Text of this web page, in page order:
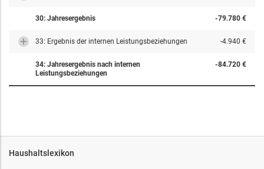
30: Jahresergebnis -79.780 €
33: Ergebnis der internen Leistungsbeziehungen -4.940 €
34: Jahresergebnis nach internen
Leistungsbeziehungen
-84.720 €
Haushaltslexikon